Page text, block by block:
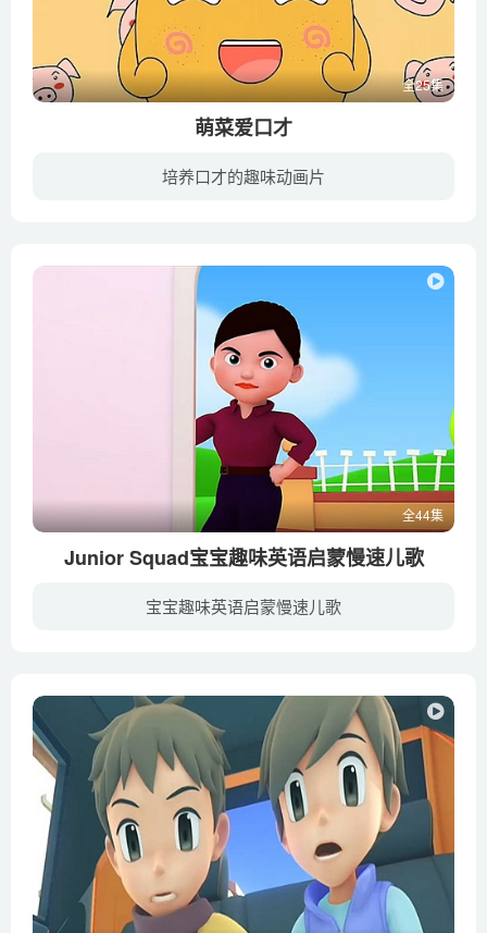
全25集
萌菜爱口才
培养口才的趣味动画片
全44集
Junior Squad宝宝趣味英语启蒙慢速儿歌
宝宝趣味英语启蒙慢速儿歌